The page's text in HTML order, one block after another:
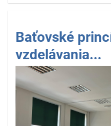
Baťovské
vzdelávania...